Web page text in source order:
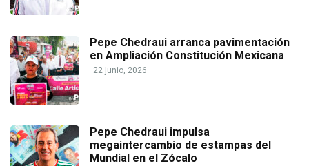
Pepe Chedraui arranca pavimentación
en Ampliación Constitución Mexicana
22 junio, 2026
Pepe Chedraui impulsa
megaintercambio de estampas del
Mundial en el Zócalo